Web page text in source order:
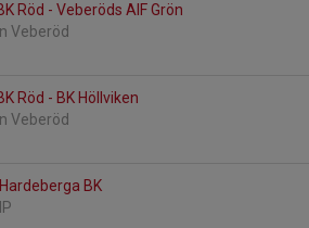
Röd - Veberöds AIF Grön
Veberöd
Röd - BK Höllviken
Veberöd
BK